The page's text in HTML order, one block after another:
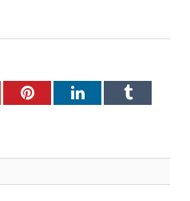
PinterestLinkedInTumblr